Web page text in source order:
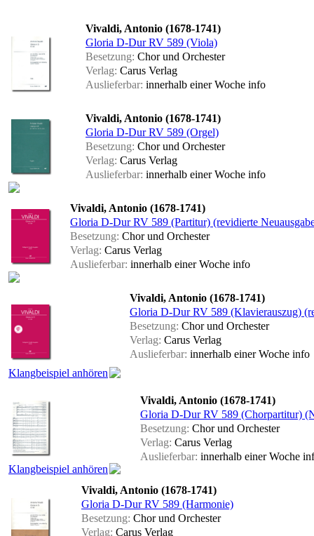
Vivaldi, Antonio (1678-1741)
Gloria D-Dur RV 589 (Viola)
Besetzung: Chor und Orchester
Verlag: Carus Verlag
Auslieferbar: innerhalb einer Woche info
Vivaldi, Antonio (1678-1741)
Gloria D-Dur RV 589 (Orgel)
Besetzung: Chor und Orchester
Verlag: Carus Verlag
Auslieferbar: innerhalb einer Woche info
Vivaldi, Antonio (1678-1741)
Gloria D-Dur RV 589 (Partitur) (revidierte
Besetzung: Chor und Orchester
Verlag: Carus Verlag
Auslieferbar: innerhalb einer Woche info
Klangbeispiel anhören
Vivaldi, Antonio (1678-1741)
Gloria D-Dur RV 589 (Klavierauszug)
Besetzung: Chor und Orchester
Verlag: Carus Verlag
Auslieferbar: innerhalb einer Woche info
Klangbeispiel anhören
Vivaldi, Antonio (1678-1741)
Gloria D-Dur RV 589 (Chorpartitur)
Besetzung: Chor und Orchester
Verlag: Carus Verlag
Auslieferbar: innerhalb einer Woche
Vivaldi, Antonio (1678-1741)
Gloria D-Dur RV 589 (Harmonie)
Besetzung: Chor und Orchester
Verlag: Carus Verlag